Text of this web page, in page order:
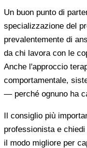
Un buon punto di
specializzazione del
prevalentemente di
da chi lavora con le
Anche l'approccio
comportamentale,
— perché ognuno ha
Il consiglio più
professionista e
il modo migliore per